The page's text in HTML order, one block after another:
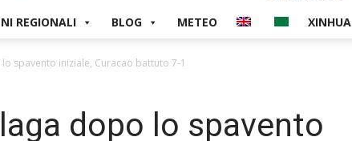
REGIONALI BLOG METEO XINHUA
spavento iniziale, Curacao battuto 7-1
dopo lo spavento